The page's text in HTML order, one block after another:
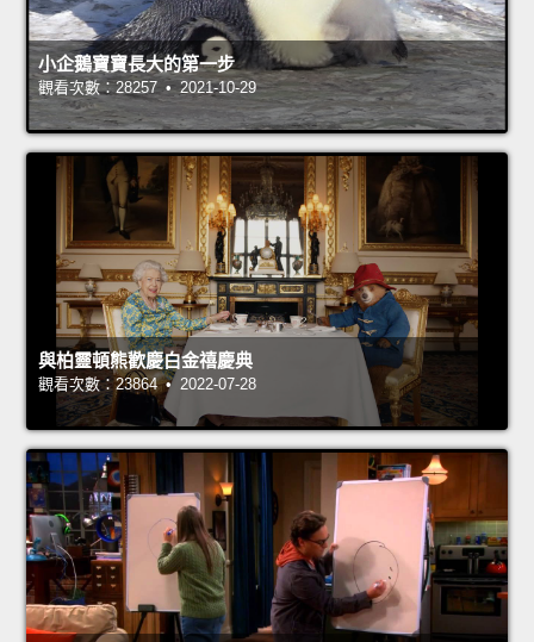
小企鵝寶寶長大的第一步
觀看次數：28257 • 2021-10-29
與柏靈頓熊歡慶白金禧慶典
觀看次數：23864 • 2022-07-28